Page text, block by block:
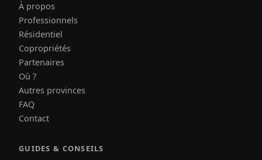
À propos
Professionnels
Résidentiel
Copropriétés
Partenaires
Où ?
Autres provinces
FAQ
Contact
GUIDES & CONSEILS